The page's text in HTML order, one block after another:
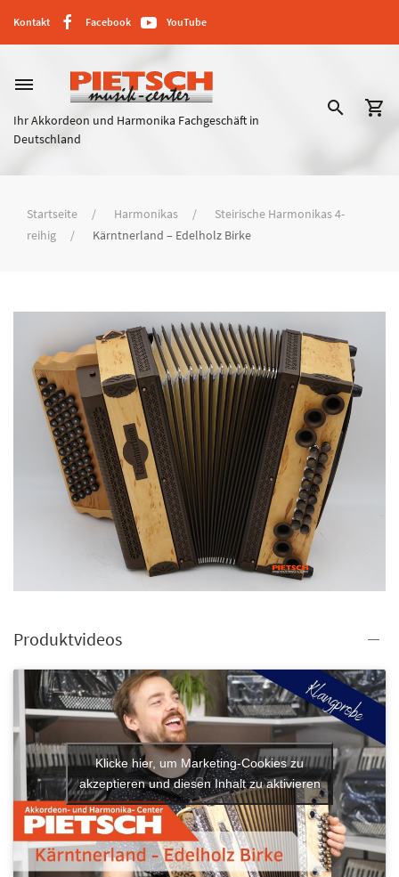
Kontakt Facebook YouTube
dehaze
Ihr Akkordeon und Harmonika Fachgeschäft in
Deutschland
search shopping_cart
Startseite Harmonikas
Steirische Harmonikas 4-
reihig
Kärntnerland – Edelholz Birke
Produktvideos
Klicke hier, um Marketing-Cookies zu
akzeptieren und diesen Inhalt zu aktivieren